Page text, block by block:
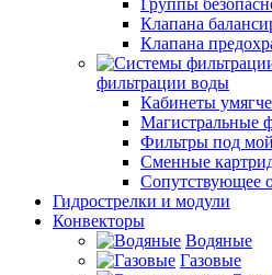
Группы
Клапана
Клапана
фильтрации воды
Кабинеты
Магистральные
Фильтры под
Сменные
Сопутствующее
Гидрострелки и модули
Конвекторы
Водяные
Газовые